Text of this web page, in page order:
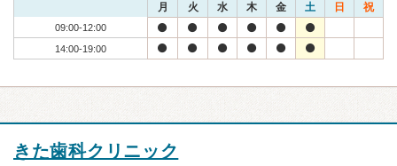
月 火 水 木 金 土 日 祝
09:00-12:00
14:00-19:00
きた歯科クリニック